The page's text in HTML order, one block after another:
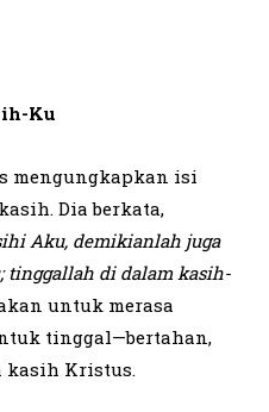
Ku
mengungkapkan isi
Dia berkata,
Aku, demikianlah juga
tinggallah di dalam kasih-
untuk merasa
tinggal—bertahan,
kasih Kristus.